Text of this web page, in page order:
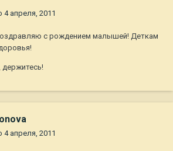
4 апреля, 2011
с рождением малышей! Деткам
4 апреля, 2011